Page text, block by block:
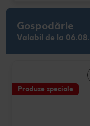
Gospodărie
Valabil de la 06.08.
Produse speciale